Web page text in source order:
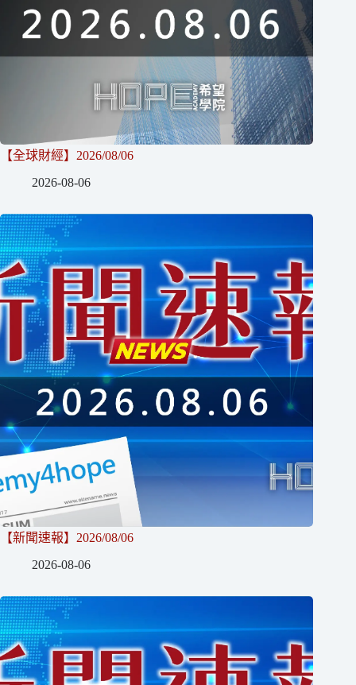
【全球財經】2026/08/06
2026-08-06
【新聞速報】2026/08/06
2026-08-06